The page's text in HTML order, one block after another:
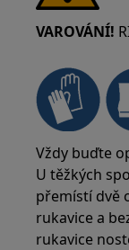
VAROVÁNÍ!
Vždy buďte
U těžkých
přemístí dvě
rukavice a
rukavice